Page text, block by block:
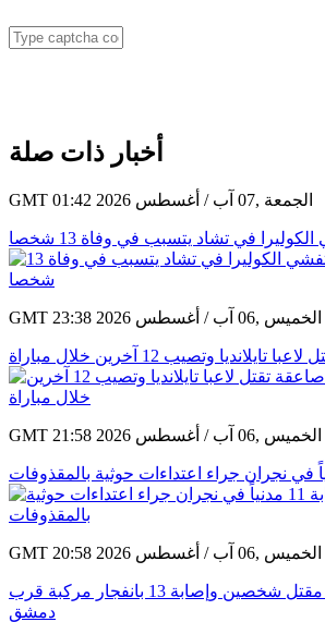
أخبار ذات صلة
GMT 01:42 2026 الجمعة ,07 آب / أغسطس
في تشاد يتسبب في وفاة 13 شخصا
GMT 23:38 2026 الخميس ,06 آب / أغسطس
تايلانديا وتصيب 12 آخرين خلال مباراة
GMT 21:58 2026 الخميس ,06 آب / أغسطس
GMT 20:58 2026 الخميس ,06 آب / أغسطس
الصحة السورية تعلن مقتل شخصين وإصابة 13 بانفجار مركبة قرب
دمشق